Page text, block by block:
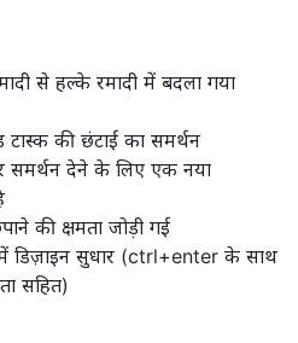
से हल्के रमादी में बदला गया
टास्क की छंटाई का समर्थन
समर्थन देने के लिए एक नया
की क्षमता जोड़ी गई
में डिज़ाइन सुधार (ctrl+enter के साथ
सहित)